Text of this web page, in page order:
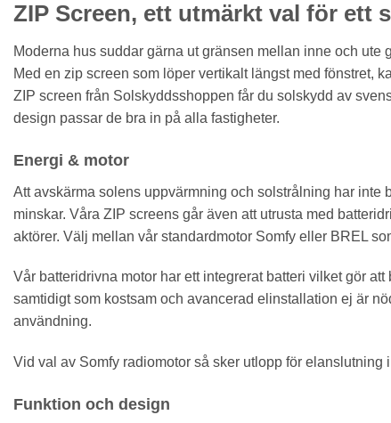
ZIP Screen, ett utmärkt val för ett
Moderna hus suddar gärna ut gränsen mellan inne och
Med en zip screen som löper vertikalt längst med fönstret,
ZIP screen från Solskyddsshoppen får du solskydd av
design passar de bra in på alla fastigheter.
Energi & motor
Att avskärma solens uppvärmning och solstrålning har inte
minskar. Våra ZIP screens går även att utrusta med
aktörer. Välj mellan vår standardmotor Somfy eller BREL
Vår batteridrivna motor har ett integrerat batteri vilket gör
samtidigt som kostsam och avancerad elinstallation ej är
användning.
Vid val av Somfy radiomotor så sker utlopp för
Funktion och design